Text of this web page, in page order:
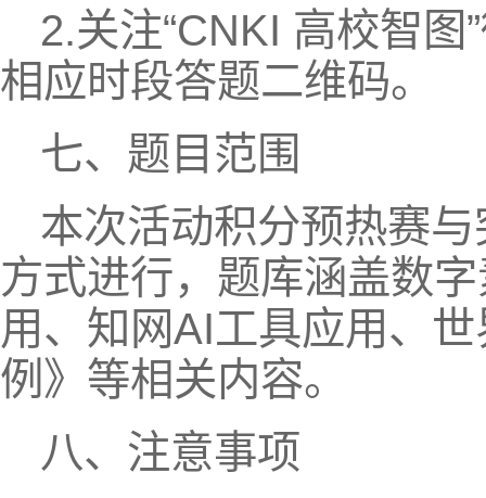
2.关注“CNKI 高校智图
相应时段答题二维码。
七、题目范围
本次活动积分预热赛
方式进行，题库涵盖数
用、知网AI工具应用、
例》等相关内容。
八、注意事项